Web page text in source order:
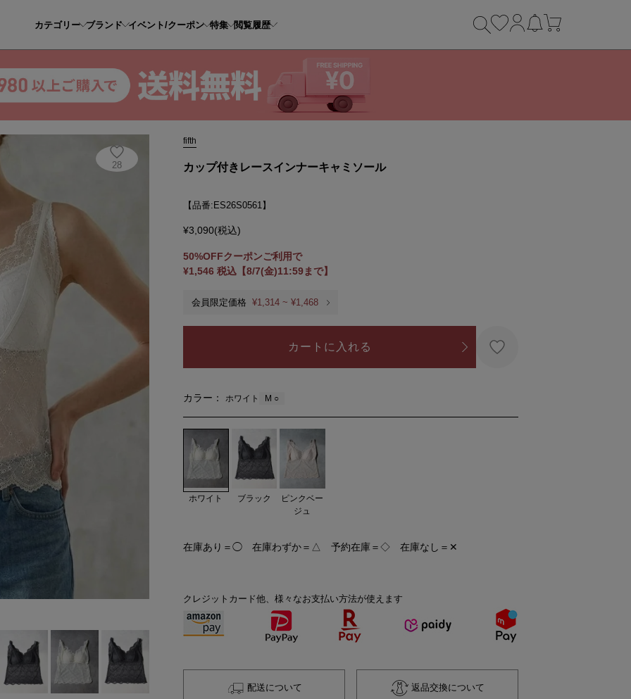
カテゴリー ブランド イベント/クーポン 特集 閲覧履歴
付きレースインナーキャミソール
28
fifth
カップ付きレースインナーキャミソール
【品番:ES26S0561】
¥3,090(税込)
50%OFFクーポンご利用で
¥1,546 税込【8/7(金)11:59まで】
会員限定価格 ¥1,314 ~ ¥1,468
カートに入れる
カラー： ホワイト M ○
ホワイト ブラック
ピンクベー
ジュ
在庫あり＝◯ 在庫わずか＝△ 予約在庫＝◇ 在庫なし＝✕
クレジットカード他、様々なお支払い方法が使えます
配送について 返品交換について